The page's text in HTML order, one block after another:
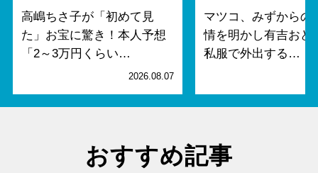
高嶋ちさ子が「初めて見
た」お宝に驚き！本人予想
「2～3万円くらい…
2026.08.07
マツコ、みずからの
情を明かし有吉おど
私服で外出する…
おすすめ記事